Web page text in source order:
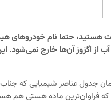
حتما نام خودروهای
از اگزوز آن‌ها خارج
همان جدول عناصر شیمیایی که
فراوان‌ترین ماده هستی هم